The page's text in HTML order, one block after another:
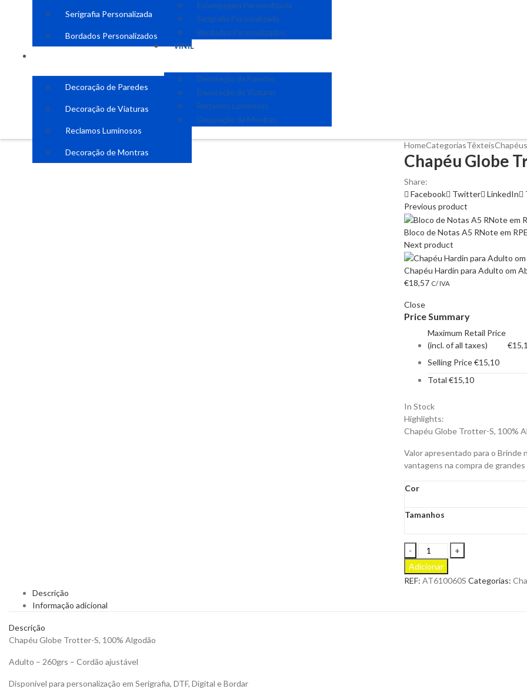
Serigrafia Personalizada
Bordados Personalizados
Decoração de Paredes
Decoração de Viaturas
Reclamos Luminosos
Decoração de Montras
Estampagem Personalizada
Serigrafia Personalizada
Bordados Personalizados
VINIL
Decoração de Paredes
Decoração de Viaturas
Reclamos Luminosos
Decoração de Montras
HomeCategoriasTêxteisChapéus
Chapéu Globe
Share:
Facebook
Twitter LinkedIn
Previous product
Bloco de Notas A5 RNote em
Next product
Chapéu Hardin para Adulto om
€18,57 C/ IVA
Close
Price Summary
Maximum Retail Price
(incl. of all taxes)
€
Selling Price€15,10
Total €15,10
In Stock
Highlights:
Chapéu Globe Trotter-S, 100%
Valor apresentado para o Brinde
vantagens na compra de
Cor
Tamanhos
Chapéu
Globe
Trotter-
S
Adicionar
REF: AT610060S Categorias:
Descrição
Informação adicional
Descrição
Chapéu Globe Trotter-S, 100% Algodão
Adulto – 260grs – Cordão ajustável
Disponível para personalização em Serigrafia, DTF, Digital e Bordar